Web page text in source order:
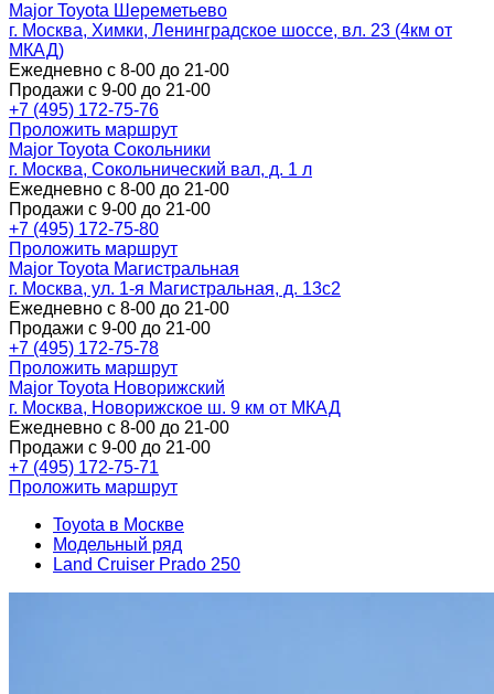
Major Toyota Шереметьево
г. Москва, Химки, Ленинградское шоссе, вл. 23 (4км от
МКАД)
Ежедневно с 8-00 до 21-00
Продажи с 9-00 до 21-00
+7 (495) 172-75-76
Проложить маршрут
Major Toyota Сокольники
г. Москва, Сокольнический вал, д. 1 л
Ежедневно с 8-00 до 21-00
Продажи с 9-00 до 21-00
+7 (495) 172-75-80
Проложить маршрут
Major Toyota Магистральная
г. Москва, ул. 1-я Магистральная, д. 13с2
Ежедневно с 8-00 до 21-00
Продажи с 9-00 до 21-00
+7 (495) 172-75-78
Проложить маршрут
Major Toyota Новорижский
г. Москва, Новорижское ш. 9 км от МКАД
Ежедневно с 8-00 до 21-00
Продажи с 9-00 до 21-00
+7 (495) 172-75-71
Проложить маршрут
Toyota в Москве
Модельный ряд
Land Cruiser Prado 250